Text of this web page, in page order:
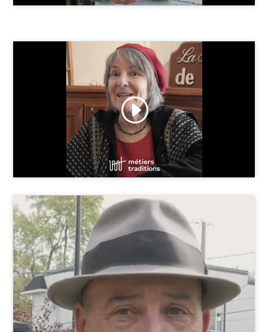
Cliquez pour accepter les cookies
marketing et activer ce contenu